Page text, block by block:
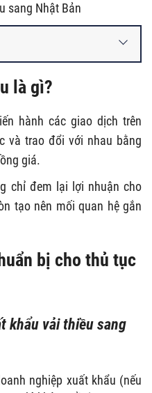
sang Nhật Bản
là gì?
hành các giao dịch trên
và trao đổi với nhau bằng
giá.
chỉ đem lại lợi nhuận cho
tạo nên mối quan hệ gắn
bị cho thủ tục
khẩu vải thiều sang
nghiệp xuất khẩu (nếu